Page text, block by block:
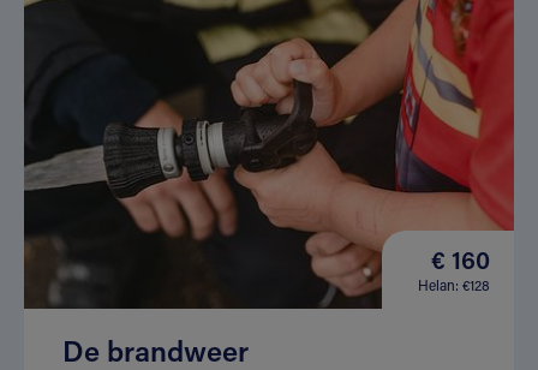
€ 160
Helan: €128
De brandweer